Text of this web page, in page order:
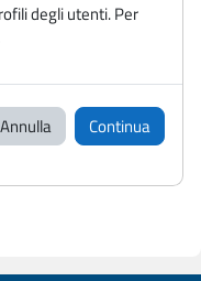
degli utenti. Per
Annulla Continua